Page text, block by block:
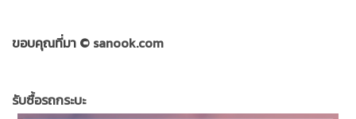
ขอบคุณที่มา © sanook.com
รับซื้อรถกระบะ